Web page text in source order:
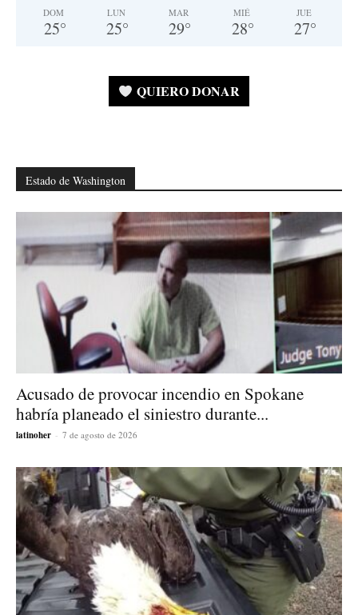
DOM
25°
LUN
25°
MAR
29°
MIÉ
28°
JUE
27°
QUIERO DONAR
Estado de Washington
Acusado de provocar incendio en Spokane
habría planeado el siniestro durante...
latinoher - 7 de agosto de 2026